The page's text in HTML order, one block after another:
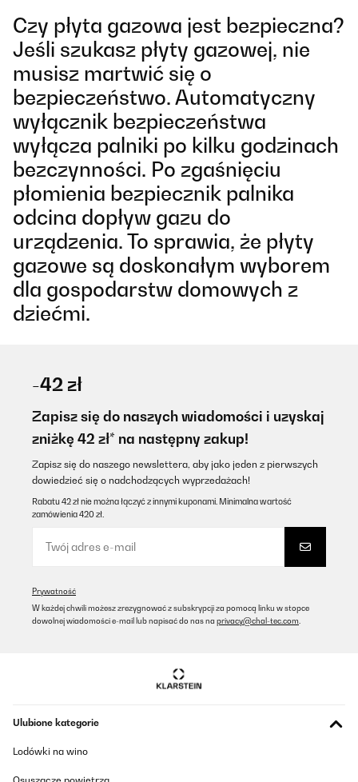
Czy płyta gazowa jest bezpieczna?
Jeśli szukasz płyty gazowej, nie
musisz martwić się o
bezpieczeństwo. Automatyczny
wyłącznik bezpieczeństwa
wyłącza palniki po kilku godzinach
bezczynności. Po zgaśnięciu
płomienia bezpiecznik palnika
odcina dopływ gazu do
urządzenia. To sprawia, że płyty
gazowe są doskonałym wyborem
dla gospodarstw domowych z
dziećmi.
-42 zł
Zapisz się do naszych wiadomości i uzyskaj
zniżkę 42 zł* na następny zakup!
Zapisz się do naszego newslettera, aby jako jeden z pierwszych
dowiedzieć się o nadchodzących wyprzedażach!
Rabatu 42 zł nie można łączyć z innymi kuponami. Minimalna wartość
zamówienia 420 zł.
Prywatność
W każdej chwili możesz zrezygnować z subskrypcji za pomocą linku w stopce
dowolnej wiadomości e-mail lub napisać do nas na privacy@chal-tec.com
Ulubione kategorie
Lodówki na wino